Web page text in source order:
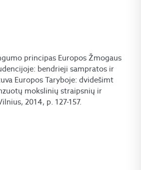
principas Europos Žmogaus
bendrieji sampratos ir
Europos Taryboje: dvidešimt
mokslinių straipsnių ir
2014, p. 127-157.